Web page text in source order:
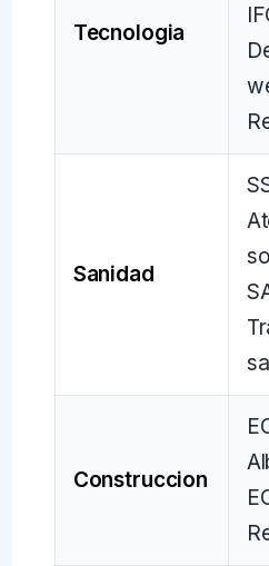
Tecnologia
Sanidad
Construccion